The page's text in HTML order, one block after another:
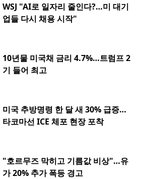
WSJ "AI로 일자리 줄인다?…미 대기
업들 다시 채용 시작"
10년물 미국채 금리 4.7%…트럼프 2
기 들어 최고
미국 추방명령 한 달 새 30% 급증…
타코마선 ICE 체포 현장 포착
"호르무즈 막히고 기름값 비상"…유
가 20% 추가 폭등 경고